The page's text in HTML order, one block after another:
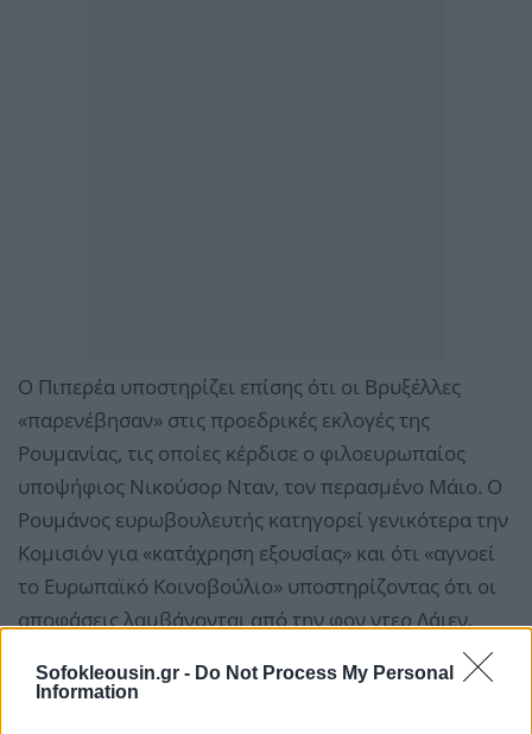
Sofokleousin.gr - Do Not Process My Personal
Information
Ο Πιπερέα υποστηρίζει επίσης ότι οι Βρυξέλλες
«παρενέβησαν» στις προεδρικές εκλογές της
Ρουμανίας, τις οποίες κέρδισε ο φιλοευρωπαίος
υποψήφιος Νικούσορ Νταν, τον περασμένο Μάιο. Ο
Ρουμάνος ευρωβουλευτής κατηγορεί γενικότερα την
Κομισιόν για «κατάχρηση εξουσίας» και ότι «αγνοεί
το Ευρωπαϊκό Κοινοβούλιο» υποστηρίζοντας ότι οι
αποφάσεις λαμβάνονται από την φον ντερ Λάιεν.
Μολονότι ο Πιπερέα αναμένεται ότι θα στηριχθεί